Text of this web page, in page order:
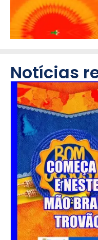
Notícias